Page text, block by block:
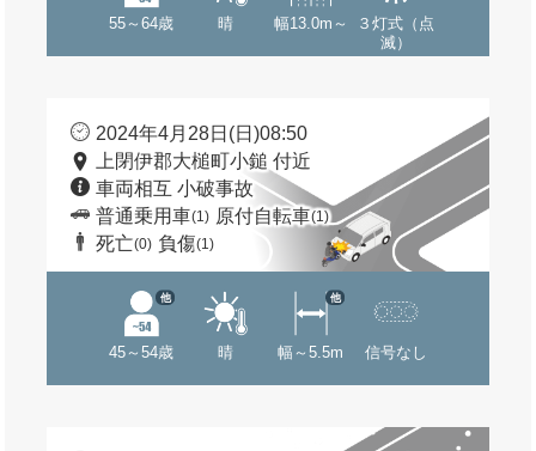
55～64歳 晴 幅13.0m～
３灯式（点
滅）
2024年4月28日(日)08:50
上閉伊郡大槌町小鎚 付近
車両相互 小破事故
普通乗用車(1) 原付自転車(1)
死亡(0) 負傷(1)
45～54歳
他
晴 幅～5.5m
他
信号なし